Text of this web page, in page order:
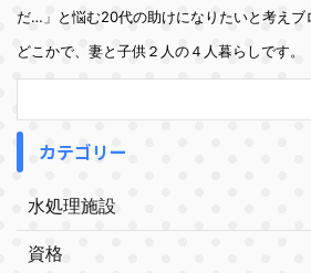
だ…」と悩む20代の助けになりたいと考えブ
どこかで、妻と子供２人の４人暮らしです。
カテゴリー
水処理施設
資格